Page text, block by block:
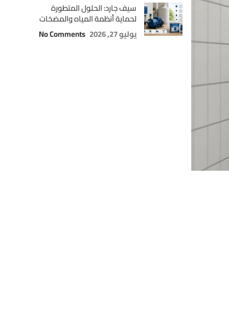
سيف جارد: الحلول المتطورة
لحماية أنظمة المياه والمضخات
يوليو 27, 2026
No Comments